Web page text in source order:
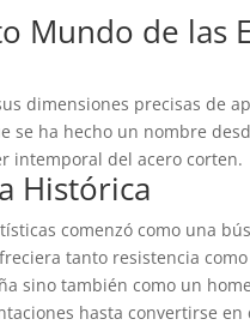
Mundo de las
dimensiones precisas de
se ha hecho un nombre
intemporal del acero corten.
Histórica
comenzó como una
tanto resistencia
sino también como un
hasta convertirse